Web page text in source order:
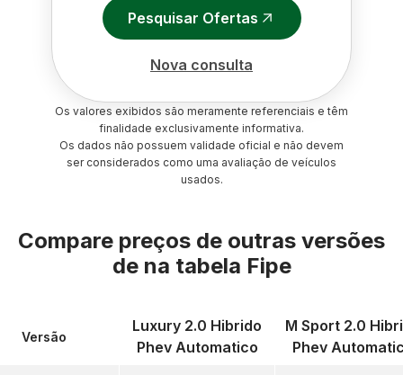
Pesquisar Ofertas
Nova consulta
Os valores exibidos são meramente referenciais e têm
finalidade exclusivamente informativa.
Os dados não possuem validade oficial e não devem
ser considerados como uma avaliação de veículos
usados.
Compare preços de outras versões
de na tabela Fipe
Versão
Luxury 2.0 Hibrido
Phev Automatico
M Sport 2.0
Phev